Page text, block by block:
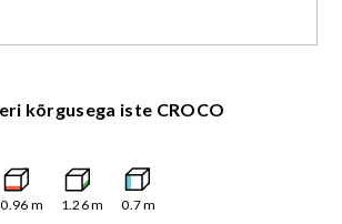
kõrgusega iste CROCO
0.96 m 1.26m 0.7m